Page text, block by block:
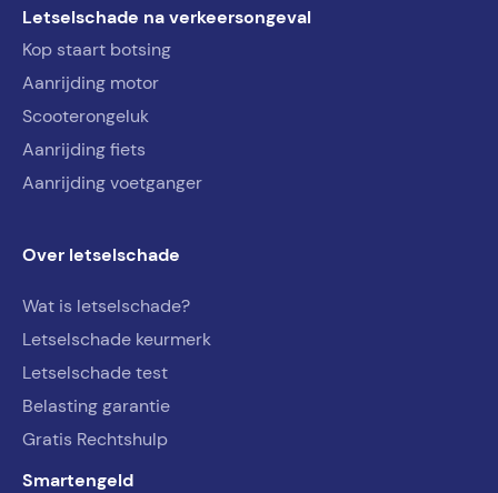
Letselschade na verkeersongeval
Kop staart botsing
Aanrijding motor
Scooterongeluk
Aanrijding fiets
Aanrijding voetganger
Over letselschade
Wat is letselschade?
Letselschade keurmerk
Letselschade test
Belasting garantie
Gratis Rechtshulp
Smartengeld